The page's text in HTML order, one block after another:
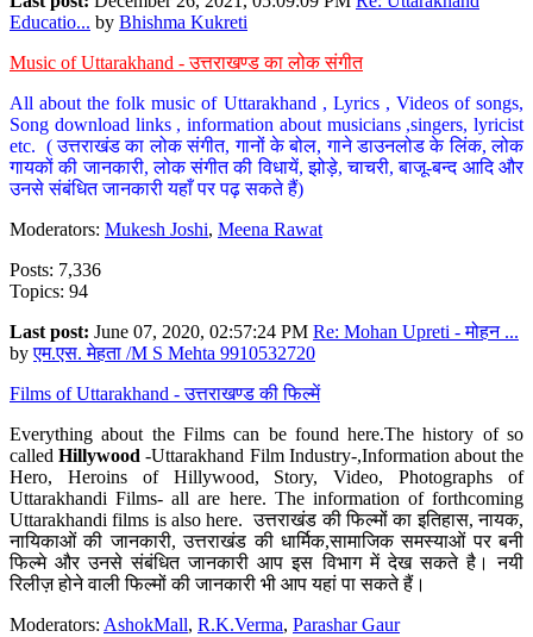
Educatio... by Bhishma Kukreti
Music of Uttarakhand - उत्तराखण्ड का लोक संगीत
All about the folk music of Uttarakhand , Lyrics , Videos of songs,
Song download links , information about musicians ,singers, lyricist
etc. ( उत्तराखंड का लोक संगीत, गानों के बोल, गाने डाउनलोड के लिंक, लोक
गायकों की जानकारी, लोक संगीत की विधायें, झोड़े, चाचरी, बाजू-बन्द आदि और
उनसे संबंधित जानकारी यहाँ पर पढ़ सकते हैं)
Moderators: Mukesh Joshi, Meena Rawat
Posts: 7,336
Topics: 94
Last post: June 07, 2020, 02:57:24 PM Re: Mohan Upreti - मोहन ...
byएम.एस. मेहता /M S Mehta 9910532720
Films of Uttarakhand - उत्तराखण्ड की फिल्में
Everything about the Films can be found here.The history of so
calledHillywood-Uttarakhand Film Industry-,Information about the
Hero, Heroins of Hillywood, Story, Video, Photographs of
Uttarakhandi Films- all are here. The information of forthcoming
Uttarakhandi films is also here. उत्तराखंड की फिल्मों का इतिहास, नायक,
नायिकाओं की जानकारी, उत्तराखंड की धार्मिक,सामाजिक समस्याओं पर बनी
फिल्मे और उनसे संबंधित जानकारी आप इस विभाग में देख सकते है। नयी
रिलीज़ होने वाली फिल्मों की जानकारी भी आप यहां पा सकते हैं।
Moderators: AshokMall, R.K.Verma, Parashar Gaur